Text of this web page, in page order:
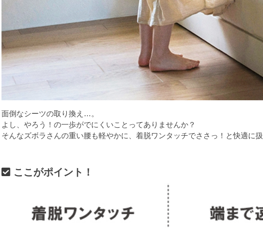
面倒なシーツの取り換え…。
よし、やろう！の一歩がでにくいことってありませんか？
そんなズボラさんの重い腰も軽やかに、着脱ワンタッチでささっ！と快適に
ここがポイント！